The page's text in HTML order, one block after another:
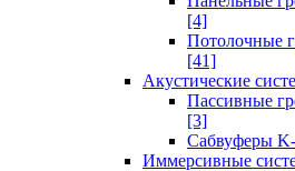
[4]
Потолочные
[41]
Акустические
Пассивные
[3]
Сабвуферы
Иммерсивные